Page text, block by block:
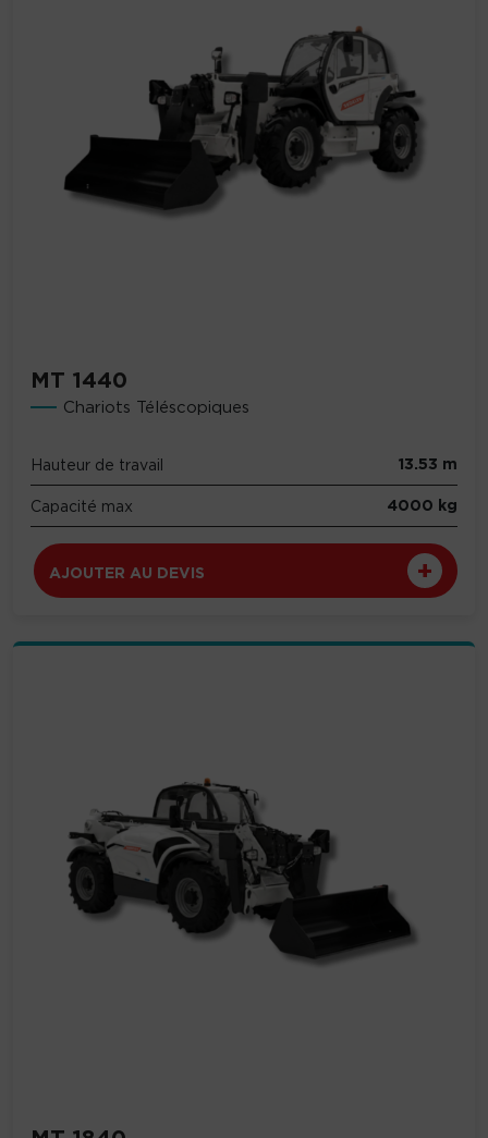
MT 1440
Chariots Téléscopiques
Hauteur de travail 13.53 m
Capacité max 4000 kg
AJOUTER AU DEVIS